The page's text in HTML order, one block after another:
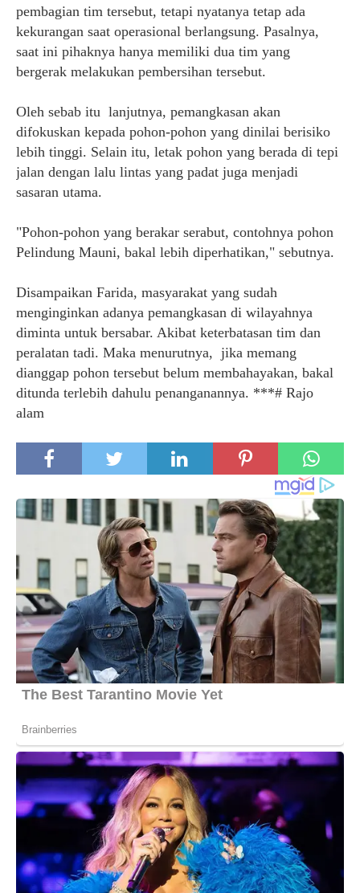
pembagian tim tersebut, tetapi nyatanya tetap ada
kekurangan saat operasional berlangsung. Pasalnya,
saat ini pihaknya hanya memiliki dua tim yang
bergerak melakukan pembersihan tersebut.
Oleh sebab itu lanjutnya, pemangkasan akan
difokuskan kepada pohon-pohon yang dinilai berisiko
lebih tinggi. Selain itu, letak pohon yang berada di tepi
jalan dengan lalu lintas yang padat juga menjadi
sasaran utama.
"Pohon-pohon yang berakar serabut, contohnya pohon
Pelindung Mauni, bakal lebih diperhatikan," sebutnya.
Disampaikan Farida, masyarakat yang sudah
menginginkan adanya pemangkasan di wilayahnya
diminta untuk bersabar. Akibat keterbatasan tim dan
peralatan tadi. Maka menurutnya, jika memang
dianggap pohon tersebut belum membahayakan, bakal
ditunda terlebih dahulu penanganannya. ***# Rajo
alam